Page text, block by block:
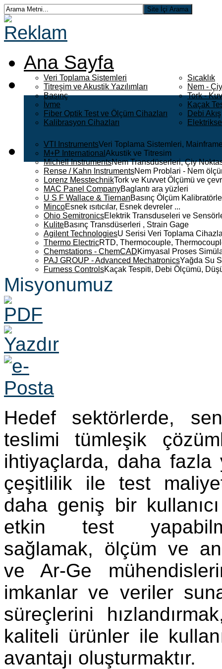
Ana Sayfa
Veri Toplama Sistemleri
Titreşim ve Akustik Yazılımları
Basınç
İvme
Fiber Optik Test ve Ölçüm Cihazları
Kalibrasyon Cihazları
Sıcaklık
Nem -
Tork -
Kaçak
Debi Akış
VTI InstrumentsVeri Toplama Sistemleri,
M+P International Akustik ve Titresim
Michell InstrumentsNem Transdüserleri, Çiy
Rense / Kahn InstrumentsNem Problari - Nem
Lorenz MesstechnikTork ve Kuvvet Ölçümü ve
MAC Panel CompanyBaglantı ara yüzleri
U S F Wallace & TiernanBasınç Ölçüm
MincoEsnek ısıtıcılar, Esnek devreler ...
Ohio SemitronicsElektrik Transduseleri ve
KuliteBasınç Transdüserleri , Strain Gage
Agilent TechnologiesU Serisi Veri Toplama
Thermo ElectricRTD, Thermocouple,
Chemstations - ChemCADKimyasal Proses
PAJ GROUP - Advanced MechatronicsYağda Su
Furness ControlsKaçak Tespiti, Debi Ölçümü,
Misyonumuz
Hedef sektörlerde,
teslimi tümleşik
ihtiyaçlarda, daha
çeşitlilik ile test
daha geniş bir
etkin test
sağlamak, ölçüm ve
ve Ar-Ge
imkanlar ve veriler
süreçlerini
kaliteli ürünler ile
avantajı oluşturmaktır.